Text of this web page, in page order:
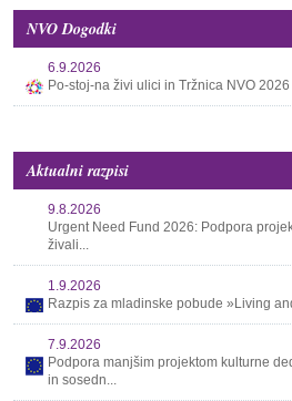
NVO Dogodki
6.9.2026
Po-stoj-na živi ulici in Tržnica NVO 2026
Aktualni razpisi
9.8.2026
Urgent Need Fund 2026: Podpora
živali...
1.9.2026
Razpis za mladinske pobude »Living
7.9.2026
Podpora manjšim projektom kulturne
in sosedn...